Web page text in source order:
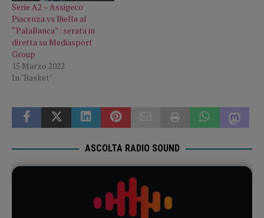
Serie A2 – Assigeco
Piacenza vs Biella al
“PalaBanca”: serata in
diretta su Mediasport
Group
15 Marzo 2022
In "Basket"
ASCOLTA RADIO SOUND